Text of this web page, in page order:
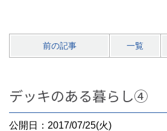
前の記事 一覧
デッキのある暮らし④
公開日：2017/07/25(火)